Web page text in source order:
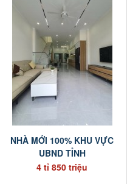
NHÀ MỚI 100% KHU VỰC
UBND TỈNH
4 tỉ 850 triệu